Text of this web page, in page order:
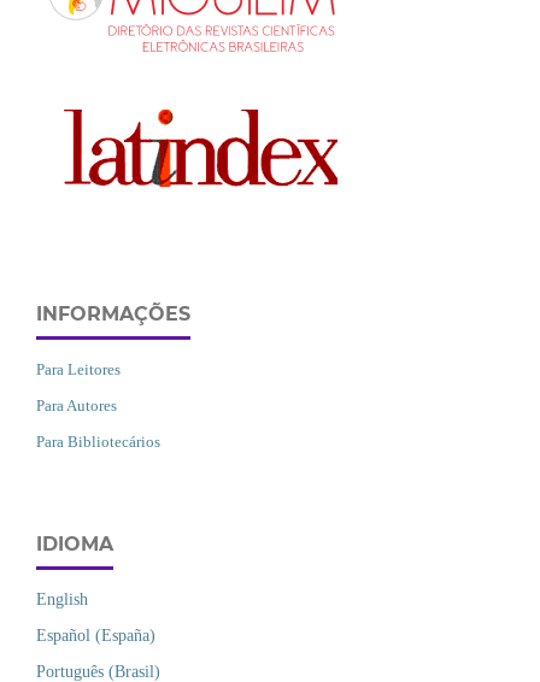
INFORMAÇÕES
Para Leitores
Para Autores
Para Bibliotecários
IDIOMA
English
Español (España)
Português (Brasil)